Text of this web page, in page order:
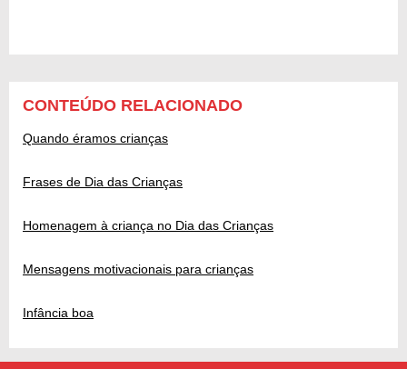
CONTEÚDO RELACIONADO
Quando éramos crianças
Frases de Dia das Crianças
Homenagem à criança no Dia das Crianças
Mensagens motivacionais para crianças
Infância boa